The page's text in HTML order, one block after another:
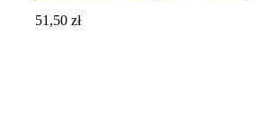
51,50zł